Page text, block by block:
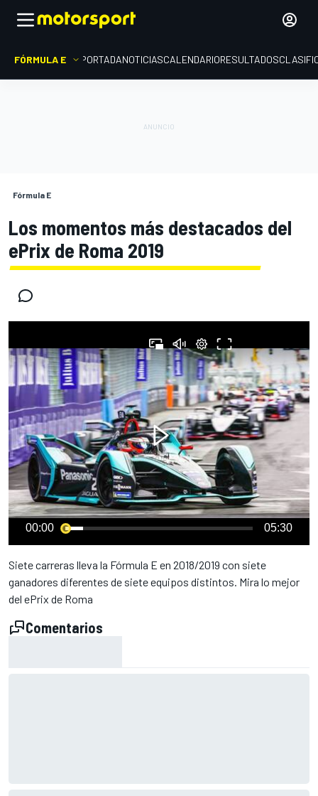
FÓRMULA E PORTADANOTICIASCALENDARIORESULTADOS
Fórmula E
Los momentos más destacados del
ePrix de Roma 2019
00:00 05:30
Siete carreras lleva la Fórmula E en 2018/2019 con siete
ganadores diferentes de siete equipos distintos. Mira lo mejor
del ePrix de Roma
Comentarios